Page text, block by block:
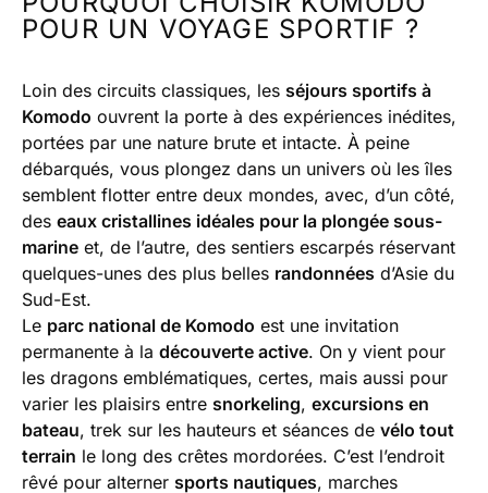
POUR UN VOYAGE SPORTIF ?
Loin des circuits classiques, les séjours sportifs à
Komodo ouvrent la porte à des expériences inédites,
portées par une nature brute et intacte. À peine
débarqués, vous plongez dans un univers où les îles
semblent flotter entre deux mondes, avec, d’un côté,
des eaux cristallines idéales pour la plongée sous-
marine et, de l’autre, des sentiers escarpés réservant
quelques-unes des plus belles randonnées d’Asie du
Sud-Est.
Le parc national de Komodo est une invitation
permanente à la découverte active. On y vient pour
les dragons emblématiques, certes, mais aussi pour
varier les plaisirs entre snorkeling, excursions en
bateau, trek sur les hauteurs et séances de vélo tout
terrain le long des crêtes mordorées. C’est l’endroit
rêvé pour alterner sports nautiques, marches